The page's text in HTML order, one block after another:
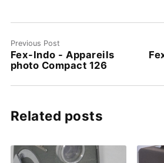
Previous Post
Fex-Indo - Appareils
photo Compact 126
Related posts